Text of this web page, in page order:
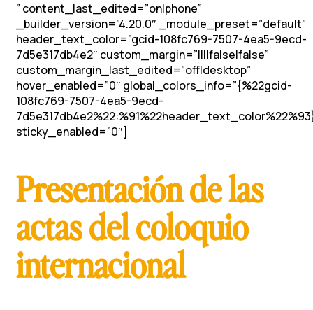
” content_last_edited=”on|phone”
_builder_version=”4.20.0″ _module_preset=”default”
header_text_color=”gcid-108fc769-7507-4ea5-9ecd-
7d5e317db4e2″ custom_margin=”||||false|false”
custom_margin_last_edited=”off|desktop”
hover_enabled=”0″ global_colors_info=”{%22gcid-
108fc769-7507-4ea5-9ecd-
sticky_enabled=”0″]
Presentación de las
actas del coloquio
internacional